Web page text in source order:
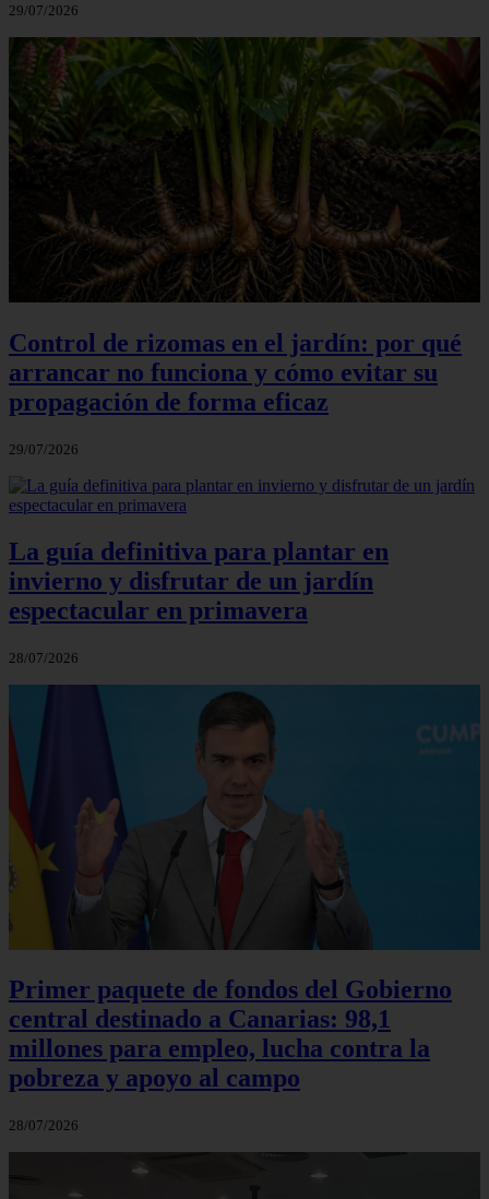
29/07/2026
Control de rizomas en el jardín: por qué
arrancar no funciona y cómo evitar su
propagación de forma eficaz
29/07/2026
La guía definitiva para plantar en
invierno y disfrutar de un jardín
espectacular en primavera
28/07/2026
Primer paquete de fondos del Gobierno
central destinado a Canarias: 98,1
millones para empleo, lucha contra la
pobreza y apoyo al campo
28/07/2026